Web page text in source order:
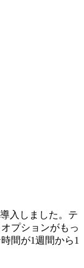
入しました。テ
プションがもっ
間が1週間から1